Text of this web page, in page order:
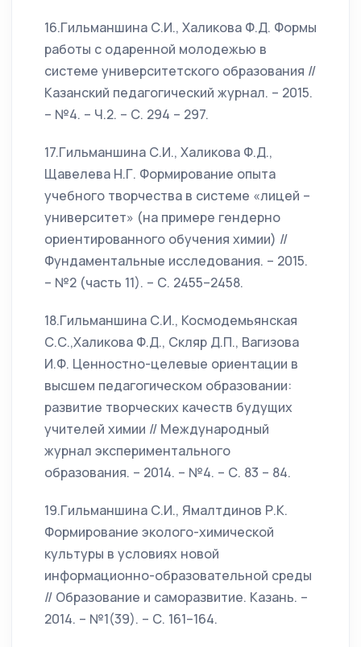
16.Гильманшина С.И., Халикова Ф.Д. Формы
работы с одаренной молодежью в
системе университетского образования //
Казанский педагогический журнал. – 2015.
– №4. – Ч.2. – С. 294 – 297.
17.Гильманшина С.И., Халикова Ф.Д.,
Щавелева Н.Г. Формирование опыта
учебного творчества в системе «лицей –
университет» (на примере гендерно
ориентированного обучения химии) //
Фундаментальные исследования. – 2015.
– №2 (часть 11). – С. 2455–2458.
18.Гильманшина С.И., Космодемьянская
С.С.,Халикова Ф.Д., Скляр Д.П., Вагизова
И.Ф. Ценностно-целевые ориентации в
высшем педагогическом образовании:
развитие творческих качеств будущих
учителей химии // Международный
журнал экспериментального
образования. – 2014. – №4. – С. 83 – 84.
19.Гильманшина С.И., Ямалтдинов Р.К.
Формирование эколого-химической
культуры в условиях новой
информационно-образовательной среды
// Образование и саморазвитие. Казань. –
2014. – №1(39). – С. 161–164.